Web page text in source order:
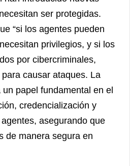
ser protegidas.
“si los agentes pueden
privilegios, y si los
por cibercriminales,
causar ataques. La
papel fundamental en el
credencialización y
asegurando que
de manera segura en